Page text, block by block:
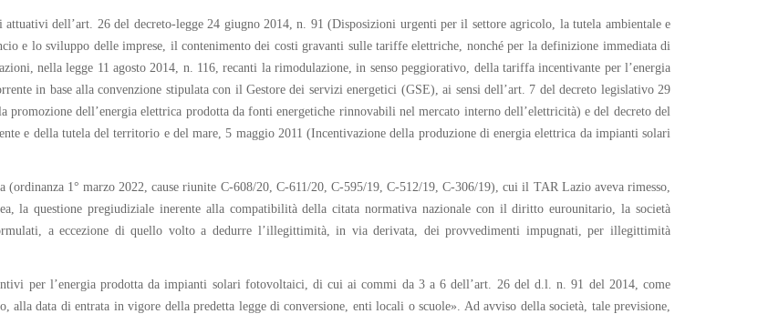
dell’art. 26 del decreto-legge 24 giugno 2014, n. 91 (Disposizioni urgenti per il settore agricolo, la tutela ambientale e
e lo sviluppo delle imprese, il contenimento dei costi gravanti sulle tariffe elettriche, nonché per la definizione immediata di
nella legge 11 agosto 2014, n. 116, recanti la rimodulazione, in senso peggiorativo, della tariffa incentivante per l’energia
in base alla convenzione stipulata con il Gestore dei servizi energetici (GSE), ai sensi dell’art. 7 del decreto legislativo 29
dell’energia elettrica prodotta da fonti energetiche rinnovabili nel mercato interno dell’elettricità) e del decreto del
e della tutela del territorio e del mare, 5 maggio 2011 (Incentivazione della produzione di energia elettrica da impianti solari
1° marzo 2022, cause riunite C-608/20, C-611/20, C-595/19, C-512/19, C-306/19), cui il TAR Lazio aveva rimesso,
la questione pregiudiziale inerente alla compatibilità della citata normativa nazionale con il diritto eurounitario, la società
a eccezione di quello volto a dedurre l’illegittimità, in via derivata, dei provvedimenti impugnati, per illegittimità
per l’energia prodotta da impianti solari fotovoltaici, di cui ai commi da 3 a 6 dell’art. 26 del d.l. n. 91 del 2014, come
data di entrata in vigore della predetta legge di conversione, enti locali o scuole». Ad avviso della società, tale previsione,